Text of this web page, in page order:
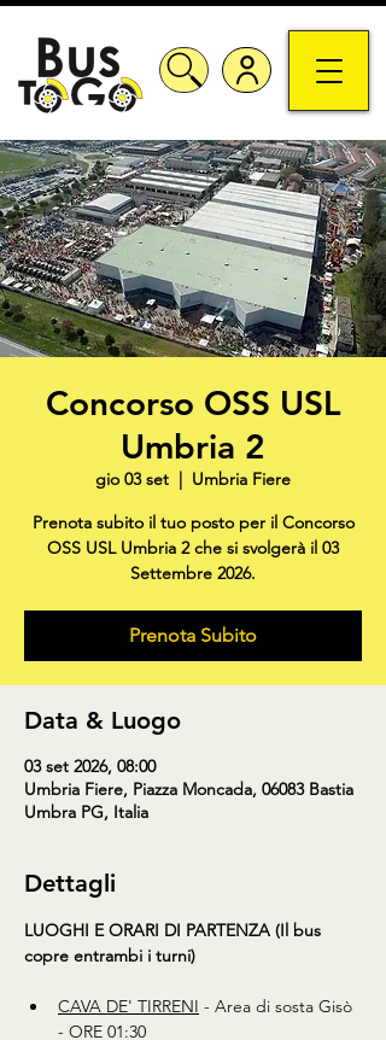
Concorso OSS USL
Umbria 2
gio 03 set
  |
Umbria Fiere
Prenota subito il tuo posto per il Concorso
OSS USL Umbria 2 che si svolgerà il 03
Settembre 2026.
Prenota Subito
Data & Luogo
03 set 2026, 08:00
Umbria Fiere, Piazza Moncada, 06083 Bastia
Umbra PG, Italia
Dettagli
LUOGHI E ORARI DI PARTENZA (Il bus
copre entrambi i turni)
CAVA DE' TIRRENI - Area di sosta Gisò
- ORE 01:30